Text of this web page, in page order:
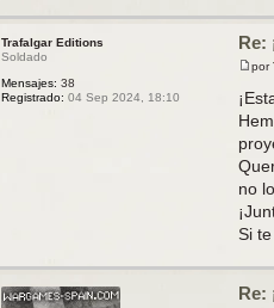
Trafalgar Editions
Soldado
Mensajes: 38
Registrado: 04 Sep 2024, 18:10
Re:
M
e
n
s
j
e
por
no
Si
Re: